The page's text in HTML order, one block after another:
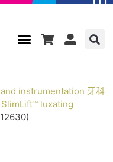
instrumentation 牙科
luxating